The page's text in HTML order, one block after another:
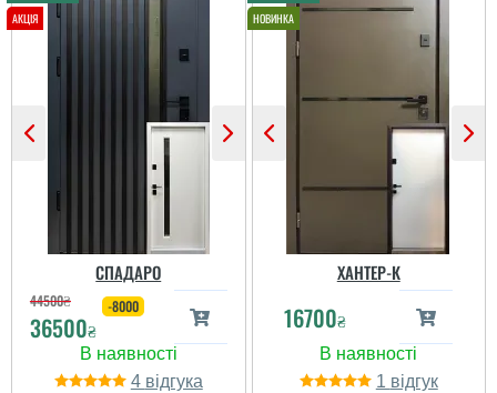
СПАДАРО
44500₴
36500₴
-8000
4
ХАНТЕР-К
16700₴
1